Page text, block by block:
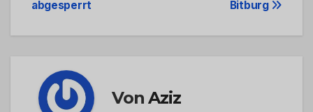
Bitburg
abgesperrt
VonAziz